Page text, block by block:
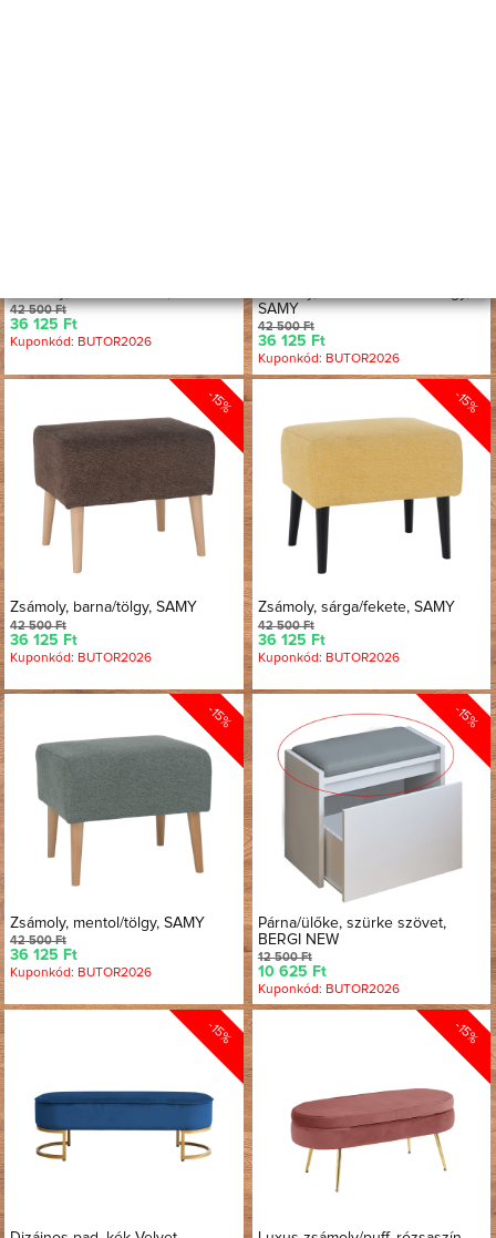
42 500 Ft
36 125 Ft
Kuponkód: BUTOR2026
SAMY
42 500 Ft
36 125 Ft
Kuponkód: BUTOR2026
-15%
Zsámoly, barna/tölgy, SAMY
42 500 Ft
36 125 Ft
Kuponkód: BUTOR2026
-15%
Zsámoly, sárga/fekete, SAMY
42 500 Ft
36 125 Ft
Kuponkód: BUTOR2026
-15%
Zsámoly, mentol/tölgy, SAMY
42 500 Ft
36 125 Ft
Kuponkód: BUTOR2026
-15%
Párna/ülőke, szürke szövet,
BERGI NEW
12 500 Ft
10 625 Ft
Kuponkód: BUTOR2026
-15% -15%